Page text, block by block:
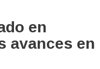
en
avances en